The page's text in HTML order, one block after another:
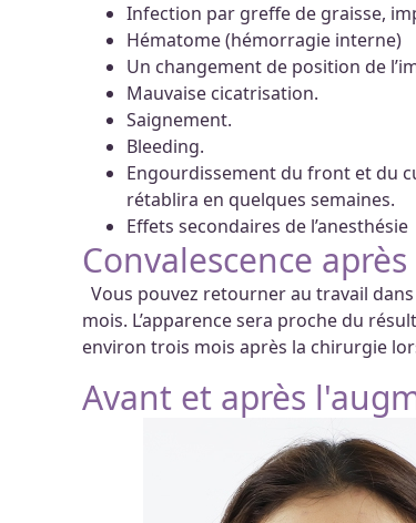
Infection par greffe de graisse,
Hématome (hémorragie interne)
Un changement de position de
Mauvaise cicatrisation.
Saignement.
Bleeding.
Engourdissement du front et du
rétablira en quelques semaines.
Effets secondaires de l’anesthésie
Convalescence
Vous pouvez retourner au travail
mois. L’apparence sera proche du
environ trois mois après la chirurgie
Avant et après